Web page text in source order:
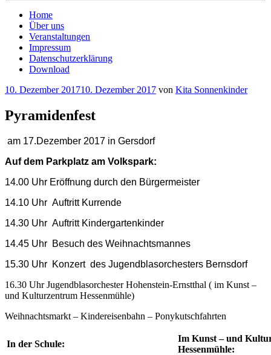
Home
Über uns
Veranstaltungen
Impressum
Datenschutzerklärung
Download
Veröffentlicht
10. Dezember 201710. Dezember 2017 von Kita Sonnenkinder
Pyramidenfest
am 17.Dezember 2017 in Gersdorf
Auf dem Parkplatz am Volkspark:
14.00 Uhr Eröffnung durch den Bürgermeister
14.10 Uhr Auftritt Kurrende
14.30 Uhr Auftritt Kindergartenkinder
14.45 Uhr Besuch des Weihnachtsmannes
15.30 Uhr Konzert des Jugendblasorchesters Bernsdorf
16.30 Uhr Jugendblasorchester Hohenstein-Ernstthal ( im Kunst –
und Kulturzentrum Hessenmühle)
Weihnachtsmarkt – Kindereisenbahn – Ponykutschfahrten
In der Schule:
Im Kunst – und
Hessenmühle: